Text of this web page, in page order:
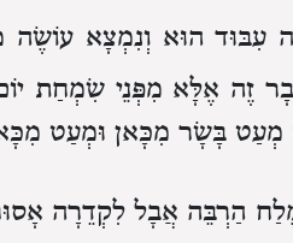
עִבּוּד הוּא וְנִמְצָא
זֶה אֶלָּא מִפְּנֵי שִׂמְחַת
מְעַט בָּשָׂר מִכָּאן וּמְעַט
הַרְבֵּה אֲבָל לִקְדֵרָה